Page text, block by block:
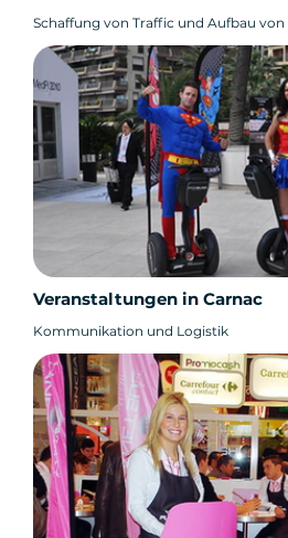
Schaffung von Traffic und Aufbau
Veranstaltungen in Carnac
Kommunikation und Logistik